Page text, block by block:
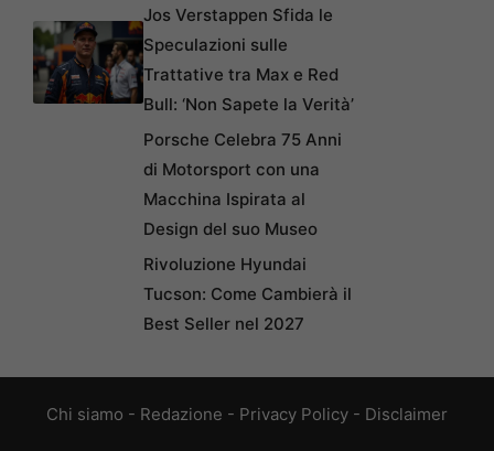
Jos Verstappen Sfida le
Speculazioni sulle
Trattative tra Max e Red
Bull: ‘Non Sapete la Verità’
Porsche Celebra 75 Anni
di Motorsport con una
Macchina Ispirata al
Design del suo Museo
Rivoluzione Hyundai
Tucson: Come Cambierà il
Best Seller nel 2027
Chi siamo - Redazione - Privacy Policy - Disclaimer